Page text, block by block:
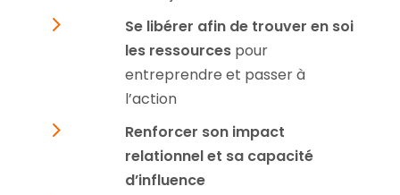
5
Se libérer afin de trouver en soi
les ressourcespour
entreprendre et passer à
l’action
5
Renforcer son impact
relationnel et sa capacité
d’influence